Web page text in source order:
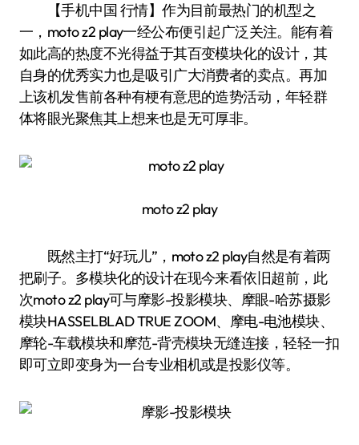
【手机中国 行情】作为目前最热门的机型之
一，moto z2 play一经公布便引起广泛关注。能有着
如此高的热度不光得益于其百变模块化的设计，其
自身的优秀实力也是吸引广大消费者的卖点。再加
上该机发售前各种有梗有意思的造势活动，年轻群
体将眼光聚焦其上想来也是无可厚非。
moto z2 play
既然主打“好玩儿”，moto z2 play自然是有着两
把刷子。多模块化的设计在现今来看依旧超前，此
次moto z2 play可与摩影-投影模块、摩眼-哈苏摄影
模块HASSELBLAD TRUE ZOOM、摩电-电池模块、
摩轮-车载模块和摩范-背壳模块无缝连接，轻轻一扣
即可立即变身为一台专业相机或是投影仪等。